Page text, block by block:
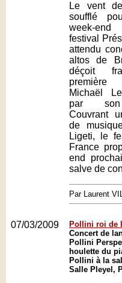
Le vent
soufflé
week-
festival
attendu
altos de
déçoit
première
Michaël
par son
Couvrant
de
Ligeti, le
France
end
salve de
Par Laurent
07/03/2009
Pollini roi de
Concert de
Pollini
houlette du
Pollini à la
Salle Pleyel,